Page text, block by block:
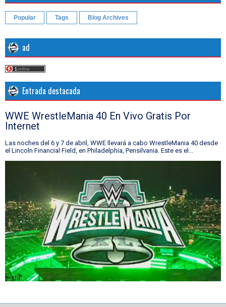
Popular Tags Blog Archives
ad
Entrada destacada
WWE WrestleMania 40 En Vivo Gratis Por
Internet
Las noches del 6 y 7 de abril, WWE llevará a cabo WrestleMania 40 desde
el Lincoln Financial Field, en Philadelphia, Pensilvania. Este es el...